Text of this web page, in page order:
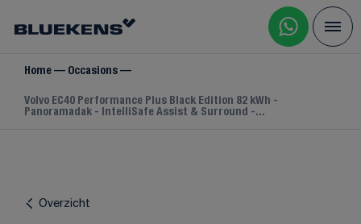
Home Occasions
Volvo EC40 Performance Plus Black Edition 82 kWh -
Panoramadak - IntelliSafe Assist & Surround -...
Overzicht